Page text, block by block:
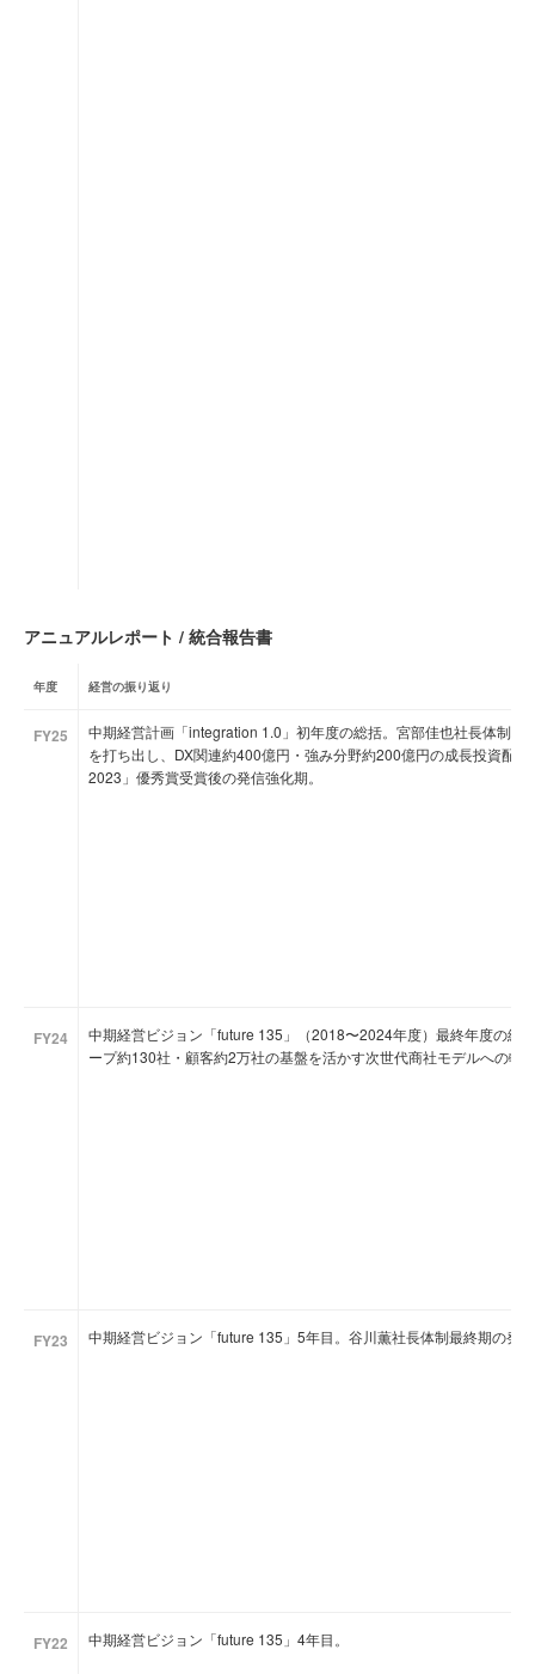
アニュアルレポート / 統合報告書
年度 経営の振り返り
FY25
中期経営計画「integration 1.0」初年度の総括。宮部佳也社長体制で
を打ち出し、DX関連約400億円・強み分野約200億円の成長投資配
2023」優秀賞受賞後の発信強化期。
FY24
中期経営ビジョン「future 135」（2018〜2024年度）最終年度の総
ープ約130社・顧客約2万社の基盤を活かす次世代商社モデルへの転
FY23 中期経営ビジョン「future 135」5年目。谷川薫社長体制最終期の発
FY22 中期経営ビジョン「future 135」4年目。